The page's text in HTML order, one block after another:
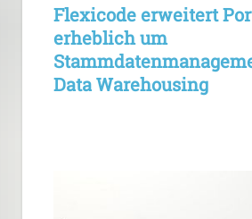
Flexicode erweitert
erheblich um
Data Warehousing